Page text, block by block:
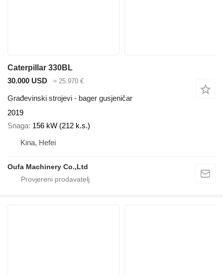
Caterpillar 330BL
30.000 USD
≈ 25.970 €
Građevinski strojevi - bager gusjeničar
2019
Snaga 156 kW (212 k.s.)
Kina, Hefei
Oufa Machinery Co.,Ltd